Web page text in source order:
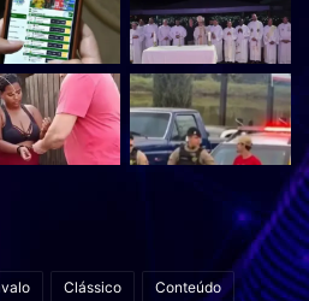
Clássico Conteúdo